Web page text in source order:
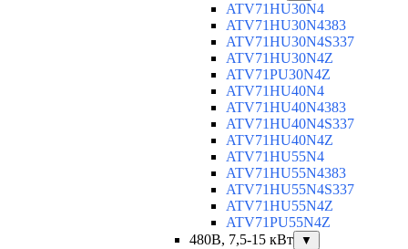
ATV71HU30N4
ATV71HU30N4383
ATV71HU30N4S337
ATV71HU30N4Z
ATV71PU30N4Z
ATV71HU40N4
ATV71HU40N4383
ATV71HU40N4S337
ATV71HU40N4Z
ATV71HU55N4
ATV71HU55N4383
ATV71HU55N4S337
ATV71HU55N4Z
ATV71PU55N4Z
480В, 7,5-15 кВт
▼